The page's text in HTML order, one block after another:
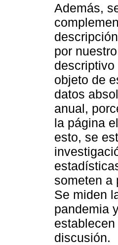
Además,
por
objeto de
datos
anual,
la página
esto, se
someten a
Se miden
pandemia
discusión.